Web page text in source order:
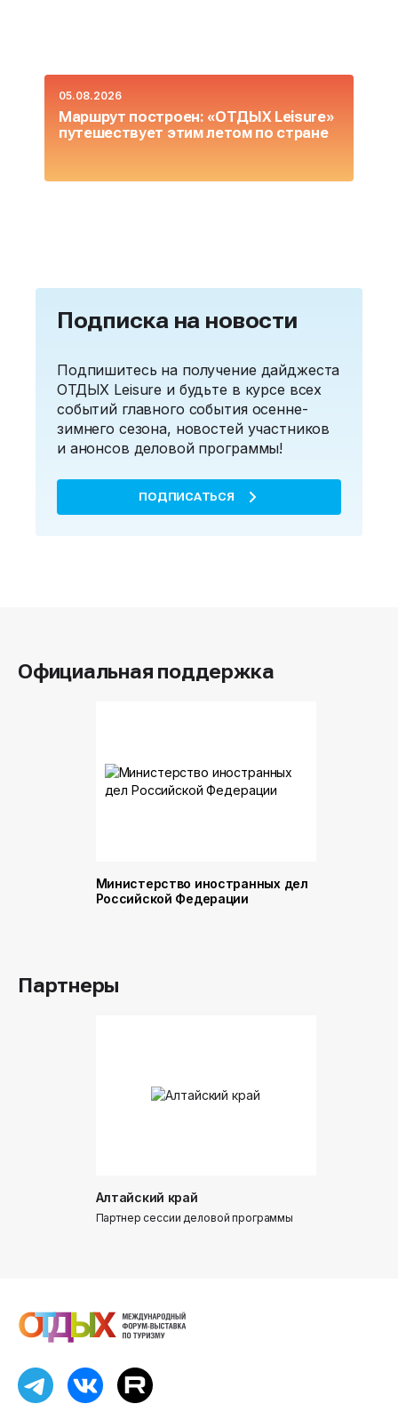
05.08.2026
Маршрут построен: «ОТДЫХ Leisure»
путешествует этим летом по стране
Подписка на новости
Подпишитесь на получение дайджеста
ОТДЫХ Leisure и будьте в курсе всех
событий главного события осенне-
зимнего сезона, новостей участников
и анонсов деловой программы!
ПОДПИСАТЬСЯ
Официальная поддержка
Министерство иностранных дел
Российской Федерации
Партнеры
Алтайский край
Партнер сессии деловой программы